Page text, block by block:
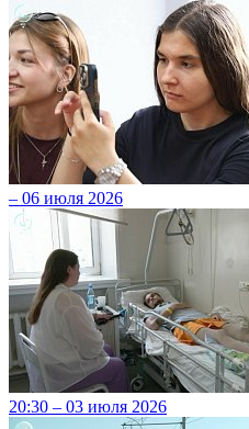
– 06 июля 2026
20:30 – 03 июля 2026